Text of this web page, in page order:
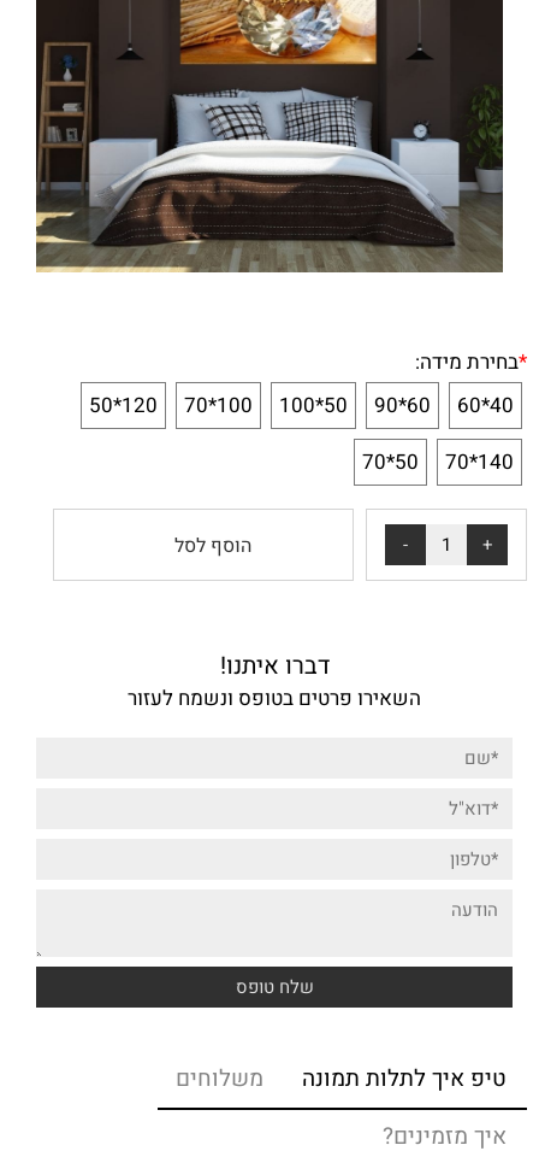
*בחירת מידה:
40*60
60*90
50*100
100*70
120*50
140*70
50*70
הוסף לסל
דברו איתנו!
השאירו פרטים בטופס ונשמח לעזור
טיפ איך לתלות תמונה
משלוחים
איך מזמינים?